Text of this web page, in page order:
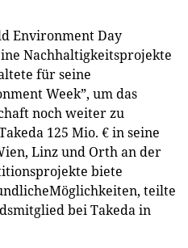
Environment Day
Nachhaltigkeitsprojekte
für seine
Week”, um das
noch weiter zu
125 Mio. € in seine
Linz und Orth an der
biete
teilte
bei Takeda in